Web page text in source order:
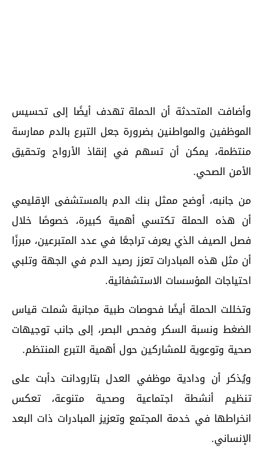
وأضافت المتحدثة أن الحملة تهدف أيضًا إلى تحسيس
الموظفين والمواطنين بضرورة جعل التبرع بالدم ممارسة
منتظمة، يمكن أن تسهم في إنقاذ الأرواح وتحقيق
الأمن الصحي.
من جانبه، أوضح ممثل بنك الدم بالمستشفى الإقليمي
أن هذه الحملة تكتسي أهمية كبيرة، خصوصًا خلال
فصل الصيف الذي يعرف تراجعًا في عدد المتبرعين، مبرزًا
أن مثل هذه المبادرات تعزز رصيد الدم في الجهة وتلبي
احتياجات المؤسسات الاستشفائية.
وتخللت الحملة أيضًا فحوصات طبية مجانية شملت قياس
الضغط ونسبة السكر وفحص البصر، إلى جانب توجيهات
صحية وتوعوية للمشاركين حول أهمية التبرع المنتظم.
ويُذكر أن ودادية موظفي العدل بتارودانت دأبت على
تنظيم أنشطة اجتماعية وصحية متنوعة، تعكس
انخراطها في خدمة المجتمع وتعزيز المبادرات ذات البعد
الإنساني.